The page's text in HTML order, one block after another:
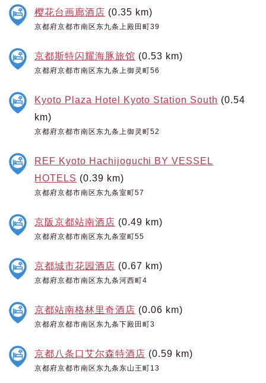
樱花台画廊酒店 (0.35 km)
京都府京都市南区东九条上殿田町39
京都斯特闪耀海豚旅馆 (0.53 km)
京都府京都市南区东九条上御灵町56
Kyoto Plaza Hotel Kyoto Station South (0.54
km)
京都府京都市南区东九条上御灵町52
REF Kyoto Hachijoguchi BY VESSEL
HOTELS (0.39 km)
京都府京都市南区东九条室町57
京阪京都站南酒店 (0.49 km)
京都府京都市南区东九条室町55
京都城市花园酒店 (0.67 km)
京都府京都市南区东九条河西町4
京都站南格林里奇酒店 (0.06 km)
京都府京都市南区东九条下殿田町3
京都八条口艾尔森特酒店 (0.59 km)
京都府京都市南区东九条东山王町13